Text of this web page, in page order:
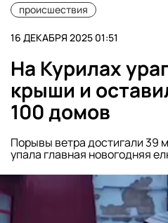
происшествия
16 ДЕКАБРЯ 2025 01:51
На Курилах
крыши и
100 домов
Порывы ветра достигали 39
упала главная новогодняя